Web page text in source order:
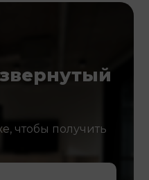
чтобы получить